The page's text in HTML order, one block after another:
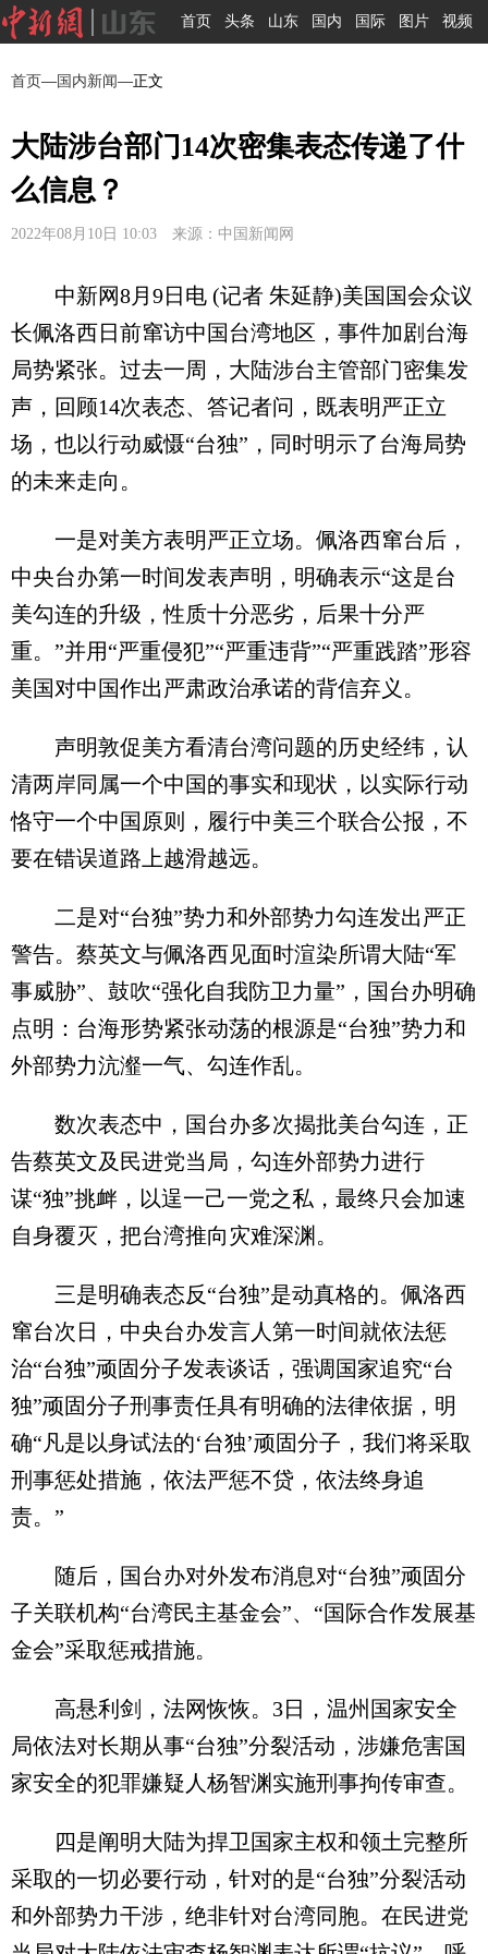
首页 头条 山东 国内 国际 图片 视频
首页— 国内新闻—正文
大陆涉台部门14次密集表态传递了什
么信息？
2022年08月10日 10:03 来源：中国新闻网
中新网8月9日电 (记者 朱延静)美国国会众议
长佩洛西日前窜访中国台湾地区，事件加剧台海
局势紧张。过去一周，大陆涉台主管部门密集发
声，回顾14次表态、答记者问，既表明严正立
场，也以行动威慑“台独”，同时明示了台海局势
的未来走向。
一是对美方表明严正立场。佩洛西窜台后，
中央台办第一时间发表声明，明确表示“这是台
美勾连的升级，性质十分恶劣，后果十分严
重。”并用“严重侵犯”“严重违背”“严重践踏”形容
美国对中国作出严肃政治承诺的背信弃义。
声明敦促美方看清台湾问题的历史经纬，认
清两岸同属一个中国的事实和现状，以实际行动
恪守一个中国原则，履行中美三个联合公报，不
要在错误道路上越滑越远。
二是对“台独”势力和外部势力勾连发出严正
警告。蔡英文与佩洛西见面时渲染所谓大陆“军
事威胁”、鼓吹“强化自我防卫力量”，国台办明确
点明：台海形势紧张动荡的根源是“台独”势力和
外部势力沆瀣一气、勾连作乱。
数次表态中，国台办多次揭批美台勾连，正
告蔡英文及民进党当局，勾连外部势力进行
谋“独”挑衅，以逞一己一党之私，最终只会加速
自身覆灭，把台湾推向灾难深渊。
三是明确表态反“台独”是动真格的。佩洛西
窜台次日，中央台办发言人第一时间就依法惩
治“台独”顽固分子发表谈话，强调国家追究“台
独”顽固分子刑事责任具有明确的法律依据，明
确“凡是以身试法的‘台独’顽固分子，我们将采取
刑事惩处措施，依法严惩不贷，依法终身追
责。”
随后，国台办对外发布消息对“台独”顽固分
子关联机构“台湾民主基金会”、“国际合作发展基
金会”采取惩戒措施。
高悬利剑，法网恢恢。3日，温州国家安全
局依法对长期从事“台独”分裂活动，涉嫌危害国
家安全的犯罪嫌疑人杨智渊实施刑事拘传审查。
四是阐明大陆为捍卫国家主权和领土完整所
采取的一切必要行动，针对的是“台独”分裂活动
和外部势力干涉，绝非针对台湾同胞。在民进党